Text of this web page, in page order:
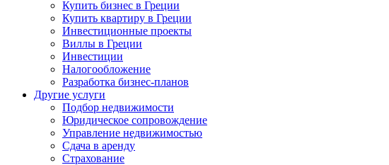
Купить бизнес в Греции
Купить квартиру в Греции
Инвестиционные проекты
Виллы в Греции
Инвестиции
Налогообложение
Разработка бизнес-планов
Другие услуги
Подбор недвижимости
Юридическое сопровождение
Управление недвижимостью
Сдача в аренду
Страхование